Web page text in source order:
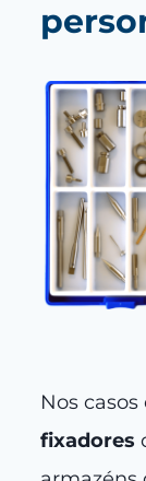
Nos
fixadores